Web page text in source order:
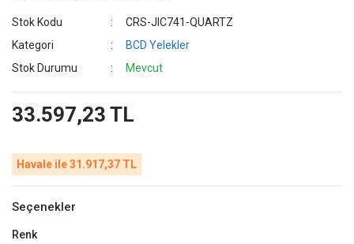
Stok Kodu
CRS-JIC741-QUARTZ
Kategori
BCD Yelekler
Stok Durumu
Mevcut
33.597,23 TL
Havale ile 31.917,37 TL
Seçenekler
Renk